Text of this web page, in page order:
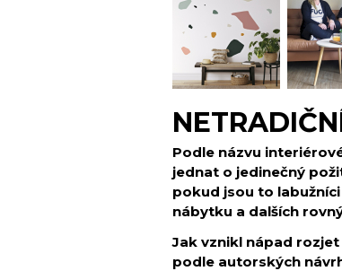
Podle názvu
jednat o jedinečný
pokud jsou to
nábytku a dalších
Jak vznikl nápad
podle autorských